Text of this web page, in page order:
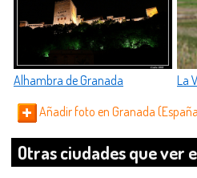
Alhambra de Granada
La
Añadir foto en Granada
Otras ciudades que ver